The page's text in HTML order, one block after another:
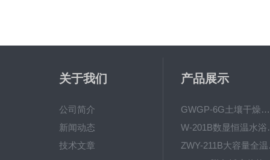
关于我们
公司简介
新闻动态
技术文章
产品展示
GWGP-6G土壤干燥柜-干燥箱/干燥机
W-